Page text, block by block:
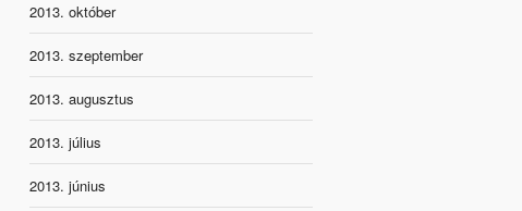
2013. október
2013. szeptember
2013. augusztus
2013. július
2013. június